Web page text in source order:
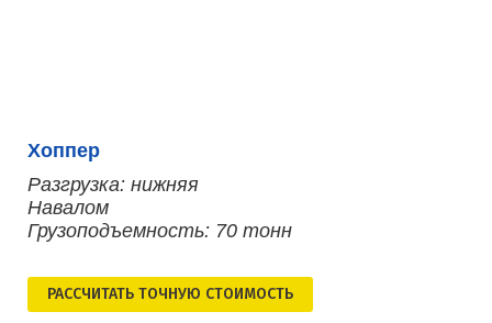
Хоппер
Разгрузка: нижняя
Навалом
Грузоподъемность: 70 тонн
РАСCЧИТАТЬ ТОЧНУЮ СТОИМОСТЬ